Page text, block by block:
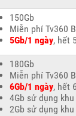
150Gb
Miễn phí Tv360
5Gb/1 ngày, hết
180Gb
Miễn phí Tv360
6Gb/1 ngày, hết
4Gb sử dụng
2Gb sử dụng